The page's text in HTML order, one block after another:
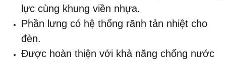
lực cùng khung viền nhựa​.
Phần lưng có hệ thống rãnh tản nhiệt cho
đèn.
Được hoàn thiện với khả năng chống nước